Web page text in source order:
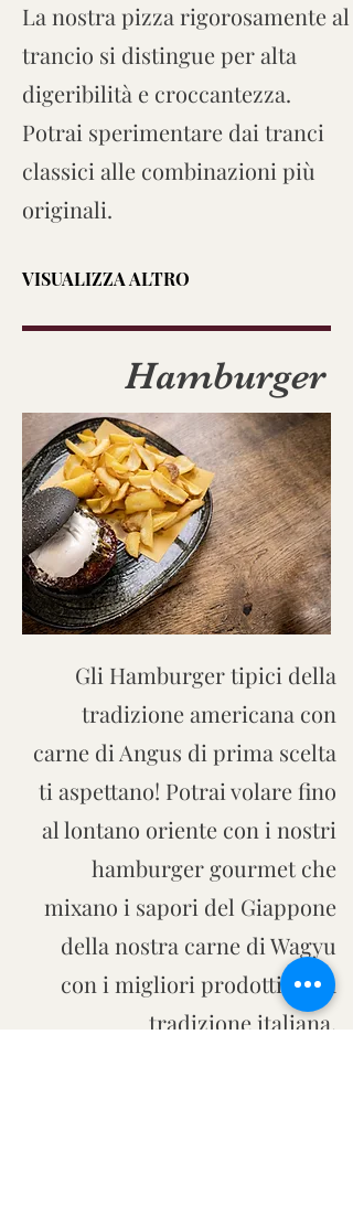
La nostra pizza rigorosamente al
trancio si distingue per alta
digeribilità e croccantezza.
Potrai sperimentare dai tranci
classici alle combinazioni più
originali.
VISUALIZZA ALTRO
Hamburger
Gli Hamburger tipici della
tradizione americana con
carne di Angus di prima scelta
ti aspettano! Potrai volare fino
al lontano oriente con i nostri
hamburger gourmet che
mixano i sapori del Giappone
della nostra carne di Wagyu
con i migliori prodotti della
tradizione italiana.